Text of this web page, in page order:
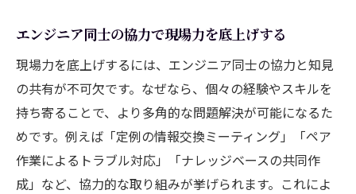
エンジニア同士の協力で現場力を底上げする
現場力を底上げするには、エンジニア同士の協力と知見
の共有が不可欠です。なぜなら、個々の経験やスキルを
持ち寄ることで、より多角的な問題解決が可能になるた
めです。例えば「定例の情報交換ミーティング」「ペア
作業によるトラブル対応」「ナレッジベースの共同作
成」など、協力的な取り組みが挙げられます。これによ